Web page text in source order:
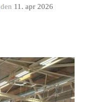
den 11. apr 2026